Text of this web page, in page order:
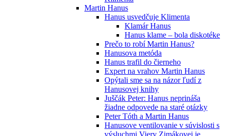
Martin Hanus
Hanus usvedčuje Klimenta
Klamár Hanus
Hanus klame – bola diskotéke
Prečo to robí Martin Hanus?
Hanusova metóda
Hanus trafil do čierneho
Expert na vrahov Martin Hanus
Opýtali sme sa na názor ľudí z
Hanusovej knihy
Juščák Peter: Hanus neprináša
žiadne odpovede na staré otázky
Peter Tóth a Martin Hanus
Hanusove ventilovanie v súvislosti s
výsluchmi Viery Zimákovej je